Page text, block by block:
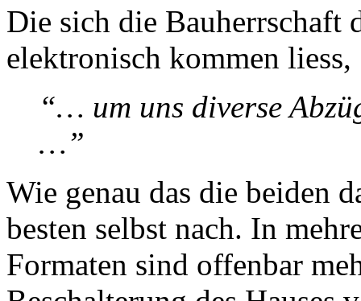
Die sich die Bauherrschaft
elektronisch kommen liess,
“… um uns diverse
…”
Wie genau das die beiden
besten selbst nach. In
Formaten sind offenbar